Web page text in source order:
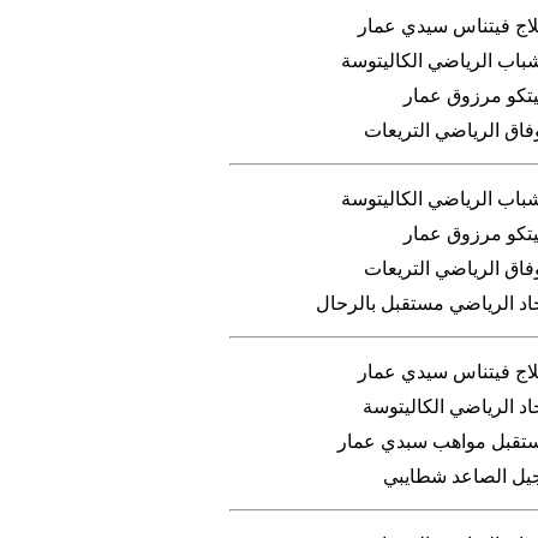
فيتناس سيدي عمار
الرياضي الكاليتوسة
مرزوق عمار
الرياضي التريعات
الرياضي الكاليتوسة
مرزوق عمار
الرياضي التريعات
الرياضي مستقبل بالرحال
فيتناس سيدي عمار
الرياضي الكاليتوسة
مواهب سبدي عمار
الصاعد شطايبي